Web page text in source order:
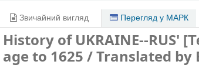
Звичайний вигляд Перегляд у МАРК
History of UKRAINE--RUS'
age to 1625 / Translated